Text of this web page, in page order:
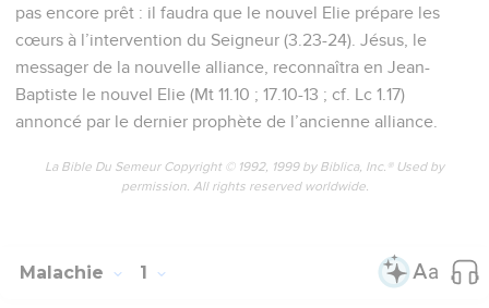
pas encore prêt : il faudra que le nouvel Elie prépare les
cœurs à l’intervention du Seigneur (3.23-24). Jésus, le
messager de la nouvelle alliance, reconnaîtra en Jean-
Baptiste le nouvel Elie (Mt 11.10 ; 17.10-13 ; cf. Lc 1.17)
annoncé par le dernier prophète de l’ancienne alliance.
La Bible Du Semeur Copyright © 1992, 1999 by Biblica, Inc.® Used by
permission. All rights reserved worldwide.
Malachie 1